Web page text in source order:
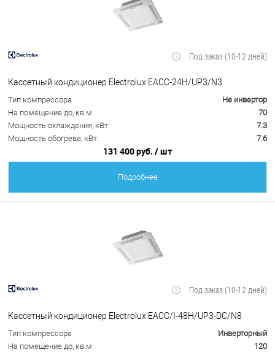
Под заказ (10-12 дней)
Кассетный кондиционер Electrolux EACС-24H/UP3/N3
Тип компрессора
Не инвертор
На помещение до, кв.м
70
Мощность охлаждения, кВт:
7.3
Мощность обогрева, кВт:
7.6
131 400 руб. / шт
Подробнее
Под заказ (10-12 дней)
Кассетный кондиционер Electrolux EACС/I-48H/UP3-DC/N8
Тип компрессора
Инверторный
На помещение до, кв.м
120